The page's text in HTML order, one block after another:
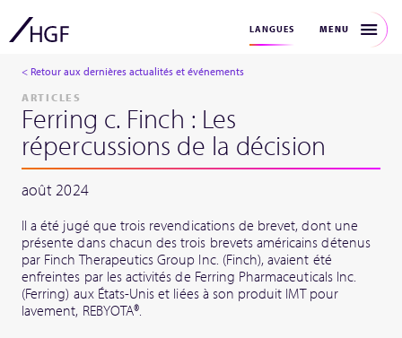
LANGUES MENU
< Retour aux dernières actualités et événements
ARTICLES
Ferring c. Finch : Les
répercussions de la décision
août 2024
Il a été jugé que trois revendications de brevet, dont une
présente dans chacun des trois brevets américains détenus
par Finch Therapeutics Group Inc. (Finch), avaient été
enfreintes par les activités de Ferring Pharmaceuticals Inc.
(Ferring) aux États-Unis et liées à son produit IMT pour
lavement, REBYOTA®.